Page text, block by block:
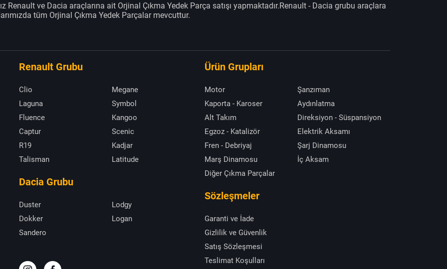
Renault ve Dacia araçlarına ait Orjinal Çıkma Yedek Parça satışı yapmaktadır.Renault - Dacia grubu araçlara
tüm Orjinal Çıkma Yedek Parçalar mevcuttur.
Renault Grubu
Clio
Megane
Laguna
Symbol
Fluence
Kangoo
Captur
Scenic
R19
Kadjar
Talisman
Latitude
Dacia Grubu
Duster
Lodgy
Dokker
Logan
Sandero
Ürün Grupları
Motor
Şanzıman
Kaporta - Karoser
Aydınlatma
Alt Takım
Direksiyon - Süspansiyon
Egzoz - Katalizör
Elektrik Aksamı
Fren - Debriyaj
Şarj Dinamosu
Marş Dinamosu
İç Aksam
Diğer Çıkma Parçalar
Sözleşmeler
Garanti ve İade
Gizlilik ve Güvenlik
Satış Sözleşmesi
Teslimat Koşulları